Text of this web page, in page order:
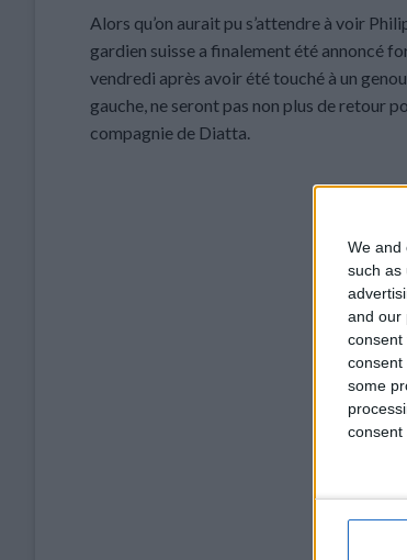
We and
such as
and our
consent
consent
some
consent
Alors qu’on aurait pu s’attendre à voir
gardien suisse a finalement été annoncé
vendredi après avoir été touché à un
gauche, ne seront pas non plus de retour
compagnie de Diatta.